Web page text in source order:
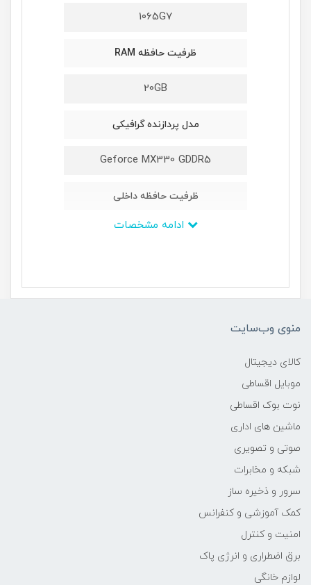
1065G7
ظرفیت حافظه RAM
20GB
مدل پردازنده گرافیکی
Geforce MX330 GDDR5
ظرفیت حافظه داخلی
1TB + 256GB
-
منوی وب‌سایت
کالای دیجیتال
موبایل اقساطی
نوت بوک اقساطی
ماشین های اداری
صوتی و تصویری
شبکه و مخابرات
سرور و ذخیره ساز
کمک آموزشی و کنفرانس
امنیت و کنترل
برق اضطراری و انرژی پاک
لوازم خانگی